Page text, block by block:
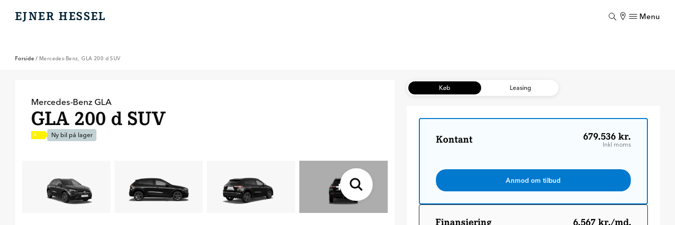
EJNER HESSEL Menu
Forside / Mercedes-Benz, GLA 200 d SUV
Mercedes-Benz GLA
GLA 200 d SUV
A Ny bil på lager
+ 5
Køb Leasing
Kontant 679.536 kr.
Inkl moms
Anmod om tilbud
Finansiering 6.567 kr./md.
Luk